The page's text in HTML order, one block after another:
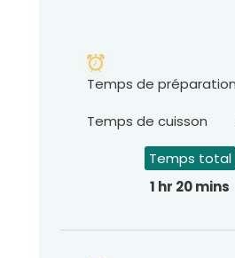
Temps de préparation
Temps de cuisson
Temps total
1 hr 20 mins